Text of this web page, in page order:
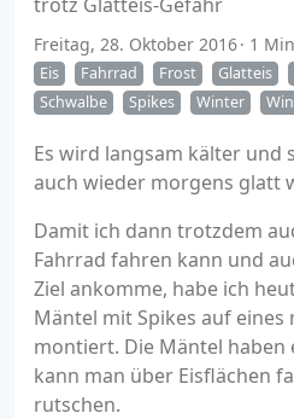
Freitag, 28. Oktober 2016 1
Eis
Fahrrad Frost Glatteis
Schwalbe
Spikes Winter
Es wird langsam kälter und
auch wieder morgens glatt
Damit ich dann trotzdem
Fahrrad fahren kann und
Ziel ankomme, habe ich
Mäntel mit Spikes auf
montiert. Die Mäntel haben
kann man über Eisflächen
rutschen.